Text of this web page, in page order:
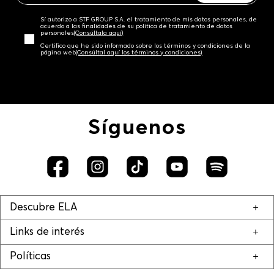
Sí autorizo a STF GROUP S.A. el tratamiento de mis datos personales, de
acuerdo a las finalidades de su política de tratamiento de datos
personales‎(Consúltala aquí)
Certifico que he sido informado sobre los términos y condiciones de la
página web‎(Consúltal aquí los términos y condiciones)
Síguenos
Descubre ELA
Links de interés
Políticas